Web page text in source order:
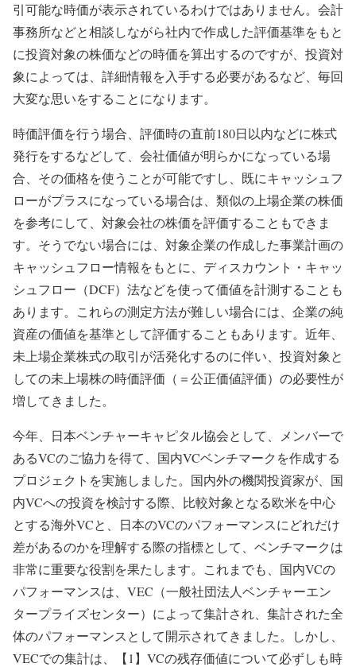
引可能な時価が表示されているわけではありません。会計
事務所などと相談しながら社内で作成した評価基準をもと
に投資対象の株価などの時価を算出するのですが、投資対
象によっては、詳細情報を入手する必要があるなど、毎回
大変な思いをすることになります。
時価評価を行う場合、評価時の直前180日以内などに株式
発行をするなどして、会社価値が明らかになっている場
合、その価格を使うことが可能ですし、既にキャッシュフ
ローがプラスになっている場合は、類似の上場企業の株価
を参考にして、対象会社の株価を評価することもできま
す。そうでない場合には、対象企業の作成した事業計画の
キャッシュフロー情報をもとに、ディスカウント・キャッ
シュフロー（DCF）法などを使って価値を計測することも
あります。これらの測定方法が難しい場合には、企業の純
資産の価値を基準として評価することもあります。近年、
未上場企業株式の取引が活発化するのに伴い、投資対象と
しての未上場株の時価評価（＝公正価値評価）の必要性が
増してきました。
今年、日本ベンチャーキャピタル協会として、メンバーで
あるVCのご協力を得て、国内VCベンチマークを作成する
プロジェクトを実施しました。国内外の機関投資家が、国
内VCへの投資を検討する際、比較対象となる欧米を中心
とする海外VCと、日本のVCのパフォーマンスにどれだけ
差があるのかを理解する際の指標として、ベンチマークは
非常に重要な役割を果たします。これまでも、国内VCの
パフォーマンスは、VEC（一般社団法人ベンチャーエン
タープライズセンター）によって集計され、集計された全
体のパフォーマンスとして開示されてきました。しかし、
VECでの集計は、【1】VCの残存価値について必ずしも時